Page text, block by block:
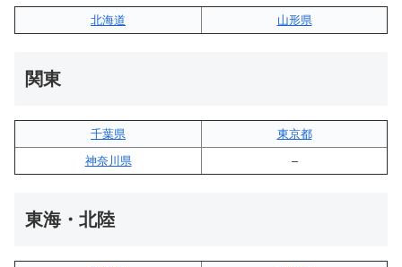
北海道 山形県
関東
千葉県
東京都
神奈川県
–
東海・北陸